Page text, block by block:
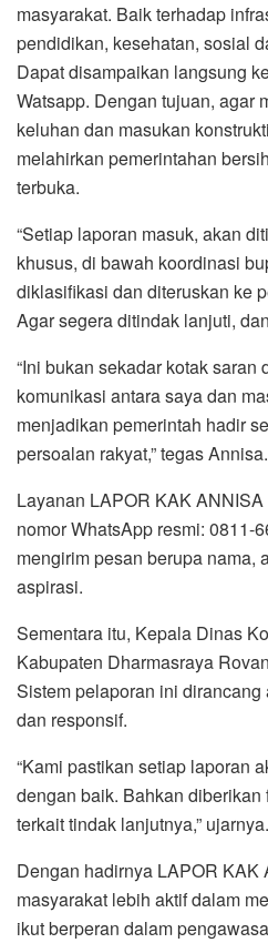
masyarakat. Baik terhadap
pendidikan, kesehatan, sosial
Dapat disampaikan langsung
Watsapp. Dengan tujuan, agar
keluhan dan masukan
melahirkan pemerintahan
terbuka.
“Setiap laporan masuk, akan
khusus, di bawah koordinasi
diklasifikasi dan diteruskan ke
Agar segera ditindak lanjuti,
“Ini bukan sekadar kotak
komunikasi antara saya dan
menjadikan pemerintah hadir
persoalan rakyat,” tegas Annisa.
Layanan LAPOR KAK
nomor WhatsApp resmi: 0811-
mengirim pesan berupa nama,
aspirasi.
Sementara itu, Kepala Dinas
Kabupaten Dharmasraya
Sistem pelaporan ini
dan responsif.
“Kami pastikan setiap laporan
dengan baik. Bahkan
terkait tindak lanjutnya,” ujarnya.
Dengan hadirnya LAPOR KAK
masyarakat lebih aktif dalam
ikut berperan dalam